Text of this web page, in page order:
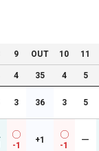
9 OUT 10 11
4 35 4 5
3 36 3 5
-1
+1
-1
ー